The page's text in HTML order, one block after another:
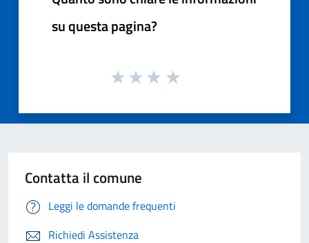
su questa pagina?
Contatta il comune
Leggi le domande frequenti
Richiedi Assistenza